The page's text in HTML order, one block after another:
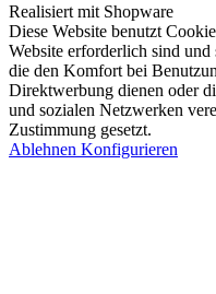
Realisiert mit Shopware
Diese Website benutzt
Website erforderlich sind und
die den Komfort bei
Direktwerbung dienen oder
und sozialen Netzwerken
Zustimmung gesetzt.
Ablehnen Konfigurieren